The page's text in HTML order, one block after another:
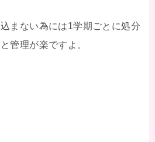
まない為には1学期ごとに処分
管理が楽ですよ。